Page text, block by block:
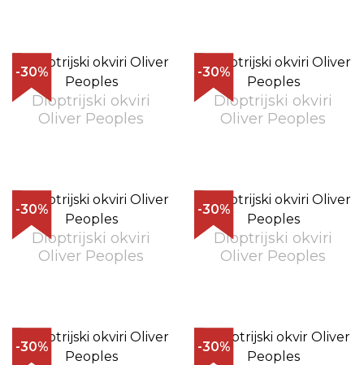
-30%
Dioptrijski okviri
Oliver Peoples
-30%
Dioptrijski okviri
Oliver Peoples
-30%
Dioptrijski okviri
Oliver Peoples
-30%
Dioptrijski okviri
Oliver Peoples
-30% -30%